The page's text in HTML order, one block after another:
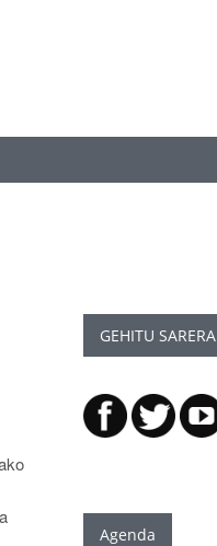
GEHITU SARERA
Agenda